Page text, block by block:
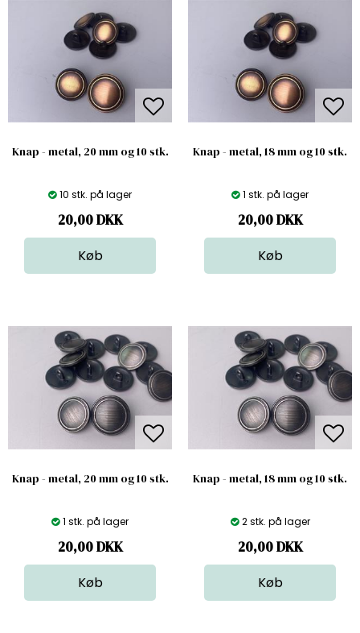
Knap - metal, 20 mm og 10 stk.
10 stk. på lager
20,00DKK
Knap - metal, 18 mm og 10 stk.
1 stk. på lager
20,00DKK
Knap - metal, 20 mm og 10 stk.
1 stk. på lager
20,00DKK
Knap - metal, 18 mm og 10 stk.
2 stk. på lager
20,00DKK